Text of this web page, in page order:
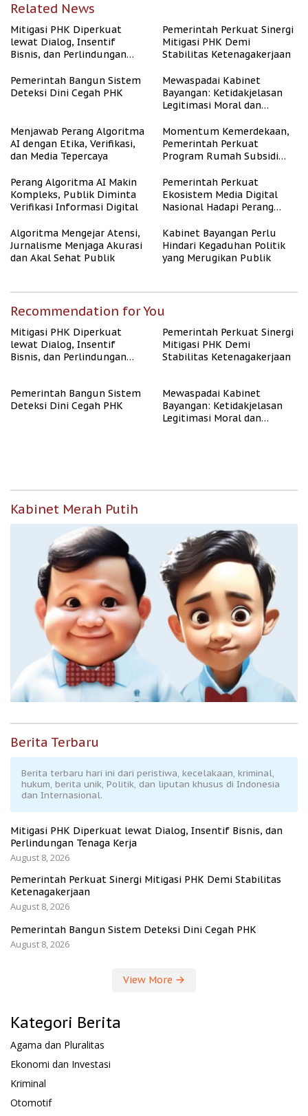
Related News
Mitigasi PHK Diperkuat
lewat Dialog, Insentif
Bisnis, dan Perlindungan
Pemerintah Perkuat Sinergi
Mitigasi PHK Demi
Stabilitas Ketenagakerjaan
Pemerintah Bangun Sistem
Deteksi Dini Cegah PHK
Mewaspadai Kabinet
Bayangan: Ketidakjelasan
Legitimasi Moral dan
Menjawab Perang Algoritma
AI dengan Etika, Verifikasi,
dan Media Tepercaya
Momentum Kemerdekaan,
Pemerintah Perkuat
Program Rumah Subsidi
Berpenghasilan Rendah
Perang Algoritma AI Makin
Kompleks, Publik Diminta
Verifikasi Informasi Digital
Pemerintah Perkuat
Ekosistem Media Digital
Nasional Hadapi Perang
Algoritma Mengejar Atensi,
Jurnalisme Menjaga Akurasi
dan Akal Sehat Publik
Kabinet Bayangan Perlu
Hindari Kegaduhan Politik
yang Merugikan Publik
Recommendation for You
Mitigasi PHK Diperkuat
lewat Dialog, Insentif
Bisnis, dan Perlindungan
Pemerintah Perkuat Sinergi
Mitigasi PHK Demi
Stabilitas Ketenagakerjaan
Pemerintah Bangun Sistem
Deteksi Dini Cegah PHK
Mewaspadai Kabinet
Bayangan: Ketidakjelasan
Legitimasi Moral dan
Kabinet Merah Putih
Berita Terbaru
Berita terbaru hari ini dari peristiwa, kecelakaan, kriminal,
hukum, berita unik, Politik, dan liputan khusus di Indonesia
dan Internasional.
Mitigasi PHK Diperkuat lewat Dialog, Insentif Bisnis, dan
Perlindungan Tenaga Kerja
August 8, 2026
Pemerintah Perkuat Sinergi Mitigasi PHK Demi Stabilitas
Ketenagakerjaan
August 8, 2026
Pemerintah Bangun Sistem Deteksi Dini Cegah PHK
August 8, 2026
View More
Kategori Berita
Agama dan Pluralitas
Ekonomi dan Investasi
Kriminal
Otomotif